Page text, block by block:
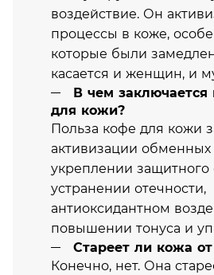
воздействие. Он
процессы в коже,
которые были
касается и женщин, и
В чем заключается
для кожи?
Польза кофе для кожи
активизации обменных
укреплении защитного
устранении отечности,
антиоксидантном
повышении тонуса и
Стареет ли кожа
Конечно, нет. Она